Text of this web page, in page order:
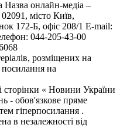
Назва онлайн-медіа –
місто Київ,
172-Б, офіс 208/1 E-mail:
044-205-43-00
розміщених на
посилання на
сторінки « Новини України
- обов'язкове пряме
гіперпосилання .
в незалежності від